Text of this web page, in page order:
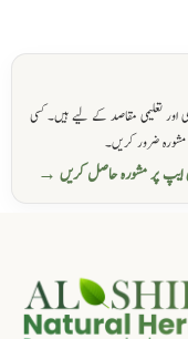
تعلیمی مقاصد کے لیے ہیں۔ کسی
مشورہ ضرور کریں۔
ایپ پر مشورہ حاصل کریں →